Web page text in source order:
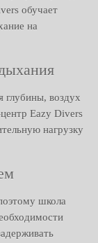
обучает
на
глубины, воздух
Eazy Divers
нагрузку
школа